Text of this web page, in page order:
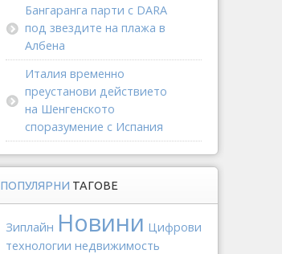
Бангаранга парти с DARA
под звездите на плажа в
Албена
Италия временно
преустанови действието
на Шенгенското
споразумение с Испания
ПОПУЛЯРНИ ТАГОВЕ
Зиплайн Новини Цифрови
технологии недвижимость